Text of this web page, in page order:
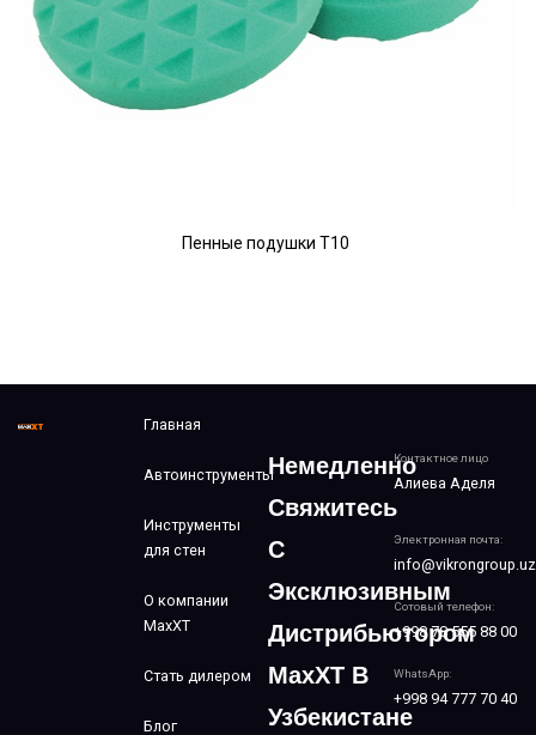
Пенные подушки T10
Контактное лицо
Алиева Аделя
Электронная почта:
info@vikrongroup.uz
Сотовый телефон:
+998 78 555 88 00
WhatsApp:
+998 94 777 70 40
Главная
Автоинструменты
Инструменты
для стен
О компании
MaxXT
Стать дилером
Блог
Немедленно
Свяжитесь
С
Эксклюзивным
Дистрибьютором
MaxXT В
Узбекистане